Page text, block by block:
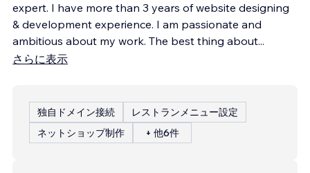
expert. I have more than 3 years of website designing
& development experience. I am passionate and
ambitious about my work. The best thing about...
さらに表示
独自ドメイン接続
レストランメニュー設定
ネットショップ制作
+ 他6件